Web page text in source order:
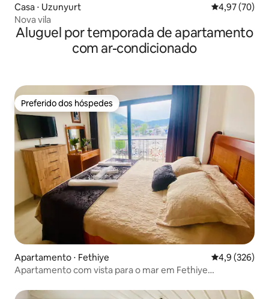
Casa ⋅ Uzunyurt 4,97 de uma
4,97 (70)
Nova vila
Aluguel por temporada de apartamento
com ar-condicionado
Preferido dos hóspedes
Preferido dos hóspedes
Apartamento ⋅ Fethiye 4,9 de uma
4,9 (326)
Apartamento com vista para o mar em Fethiye